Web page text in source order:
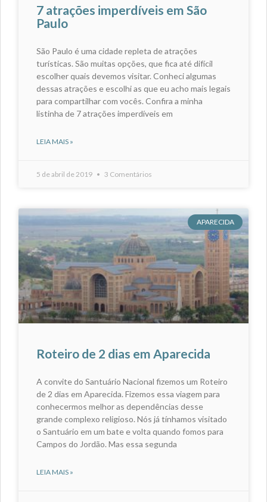
7 atrações imperdíveis em São
Paulo
São Paulo é uma cidade repleta de atrações
turísticas. São muitas opções, que fica até difícil
escolher quais devemos visitar. Conheci algumas
dessas atrações e escolhi as que eu acho mais legais
para compartilhar com vocês. Confira a minha
listinha de 7 atrações imperdíveis em
LEIA MAIS »
5 de abril de 2019 3 Comentários
APARECIDA
Roteiro de 2 dias em Aparecida
A convite do Santuário Nacional fizemos um Roteiro
de 2 dias em Aparecida. Fizemos essa viagem para
conhecermos melhor as dependências desse
grande complexo religioso. Nós já tínhamos visitado
o Santuário em um bate e volta quando fomos para
Campos do Jordão. Mas essa segunda
LEIA MAIS »